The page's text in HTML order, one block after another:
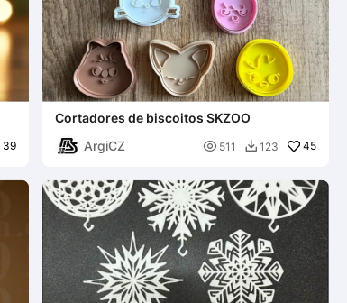
39
Cortadores de biscoitos SKZOO
ArgiCZ
 511  123 45